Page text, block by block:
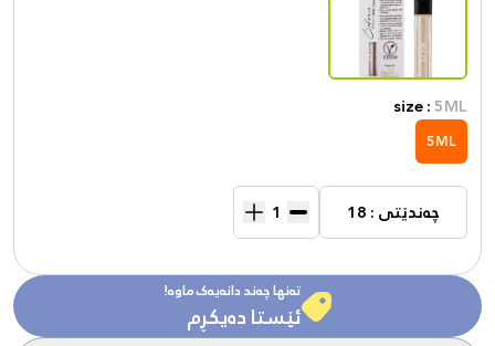
size :5ML
5ML
چەندێتی : 18
تەنها چەند دانەیەک ماوە!
ئێستا دەیکڕم